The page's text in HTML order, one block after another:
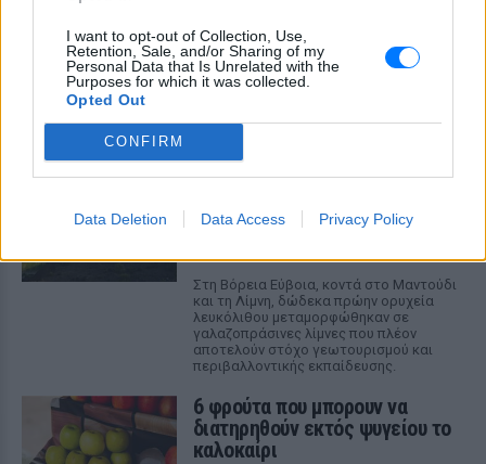
I want to opt-out of Collection, Use,
Retention, Sale, and/or Sharing of my
Personal Data that Is Unrelated with the
Purposes for which it was collected.
Opted Out
CONFIRM
Data Deletion Data Access Privacy Policy
ΔΕΙΤΕ ΕΠΙΣΗΣ
ΣΤΗΝ ΙΔΙΑ ΚΑΤΗΓΟΡΙΑ
Οι κρυμμένες λίμνες της
Εύβοιας ‑ Εγκαταλελειμμένα
ορυχεία μετατράπηκαν σε
«παράδεισο»
Στη Βόρεια Εύβοια, κοντά στο Μαντούδι
και τη Λίμνη, δώδεκα πρώην ορυχεία
λευκόλιθου μεταμορφώθηκαν σε
γαλαζοπράσινες λίμνες που πλέον
αποτελούν στόχο γεωτουρισμού και
περιβαλλοντικής εκπαίδευσης.
6 φρούτα που μπορουν να
διατηρηθούν εκτός ψυγείου το
καλοκαίρι